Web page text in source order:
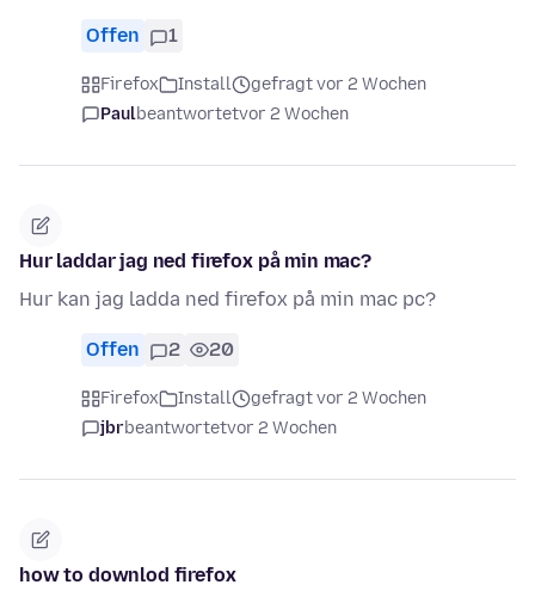
Offen 1
Firefox Install
gefragt vor 2 Wochen
Paulbeantwortetvor 2 Wochen
Hur laddar jag ned firefox på min mac?
Hur kan jag ladda ned firefox på min mac pc?
Offen 2 20
Firefox Install
gefragt vor 2 Wochen
jbrbeantwortetvor 2 Wochen
how to downlod firefox